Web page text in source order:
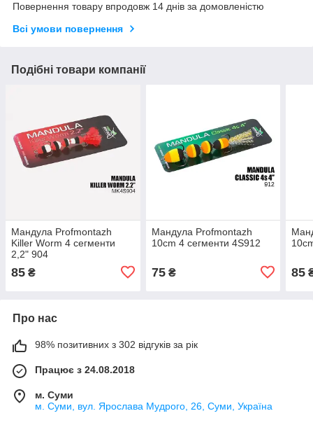
Повернення товару впродовж 14 днів за домовленістю
Всі умови повернення
Подібні товари компанії
Мандула Profmontazh
Killer Worm 4 сегменти
2,2" 904
85 ₴
Мандула Profmontazh
10cm 4 сегменти 4S912
75₴ 85
Про нас
98% позитивних з 302 відгуків за рік
Працює з 24.08.2018
м. Суми
м. Суми, вул. Ярослава Мудрого, 26, Суми, Україна